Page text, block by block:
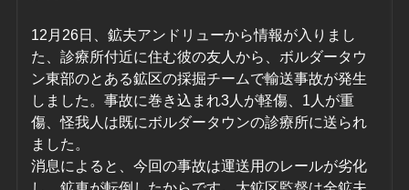
12月26日、鉱夫アンドリューから情報が入りまし
た、診療所付近に住む彼の友人から、ボルダータウ
ン東部のとある鉱区の採掘チームで輸送事故が発生
しました。事故に巻き込まれ3人が軽傷、1人が重
傷、怪我人は既にボルダータウンの診療所に送られ
ました。
消息によると、今回の事故は運送用のレールが劣化